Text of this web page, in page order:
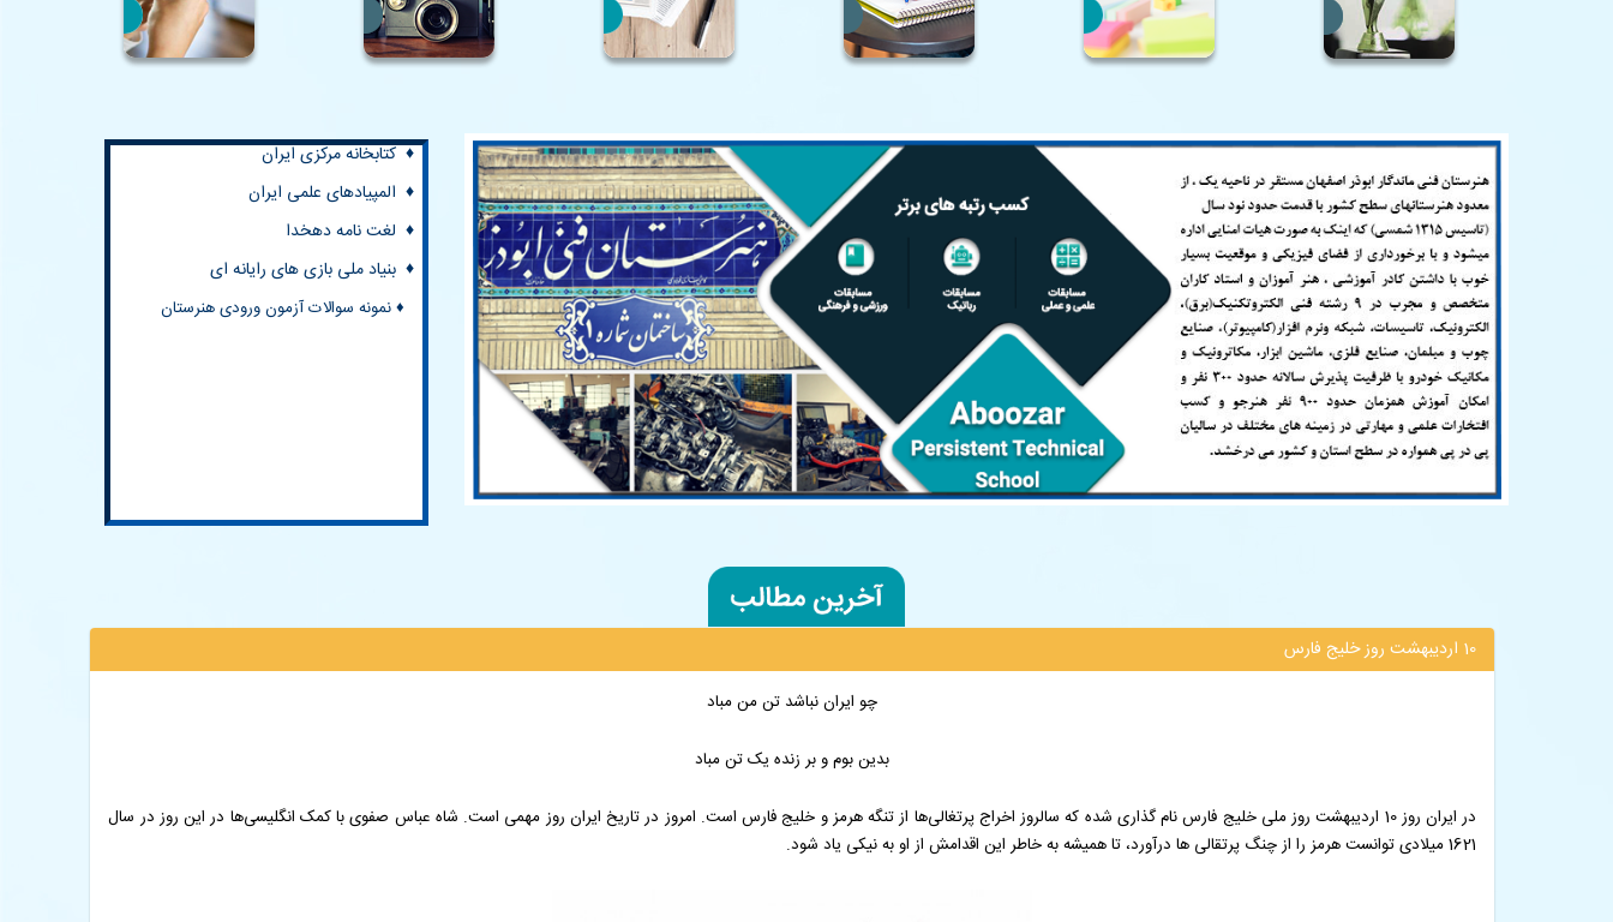
♦خانه ریاضیات اصفهان
♦ کتابخانه مرکزی ایران
♦ لغت نامه دهخدا
10 اردیبهشت روز خلیج فارس
چو ایران نباشد تن من مباد
بدین بوم و بر زنده یک تن مباد
در ایران روز 10 اردیبهشت روز ملی خلیج فارس نام گذاری شده که سالروز اخراج پرتغالی‌ها از تنگه هرمز و خلیج فارس است. امروز در تاریخ ایران روز مهمی است. شاه عباس صفوی با کمک انگلیسی‌ها در این روز در سال
1621 میلادی توانست هرمز را از چنگ پرتقالی ها درآورد، تا همیشه به خاطر این اقدامش از او به نیکی یاد شود.